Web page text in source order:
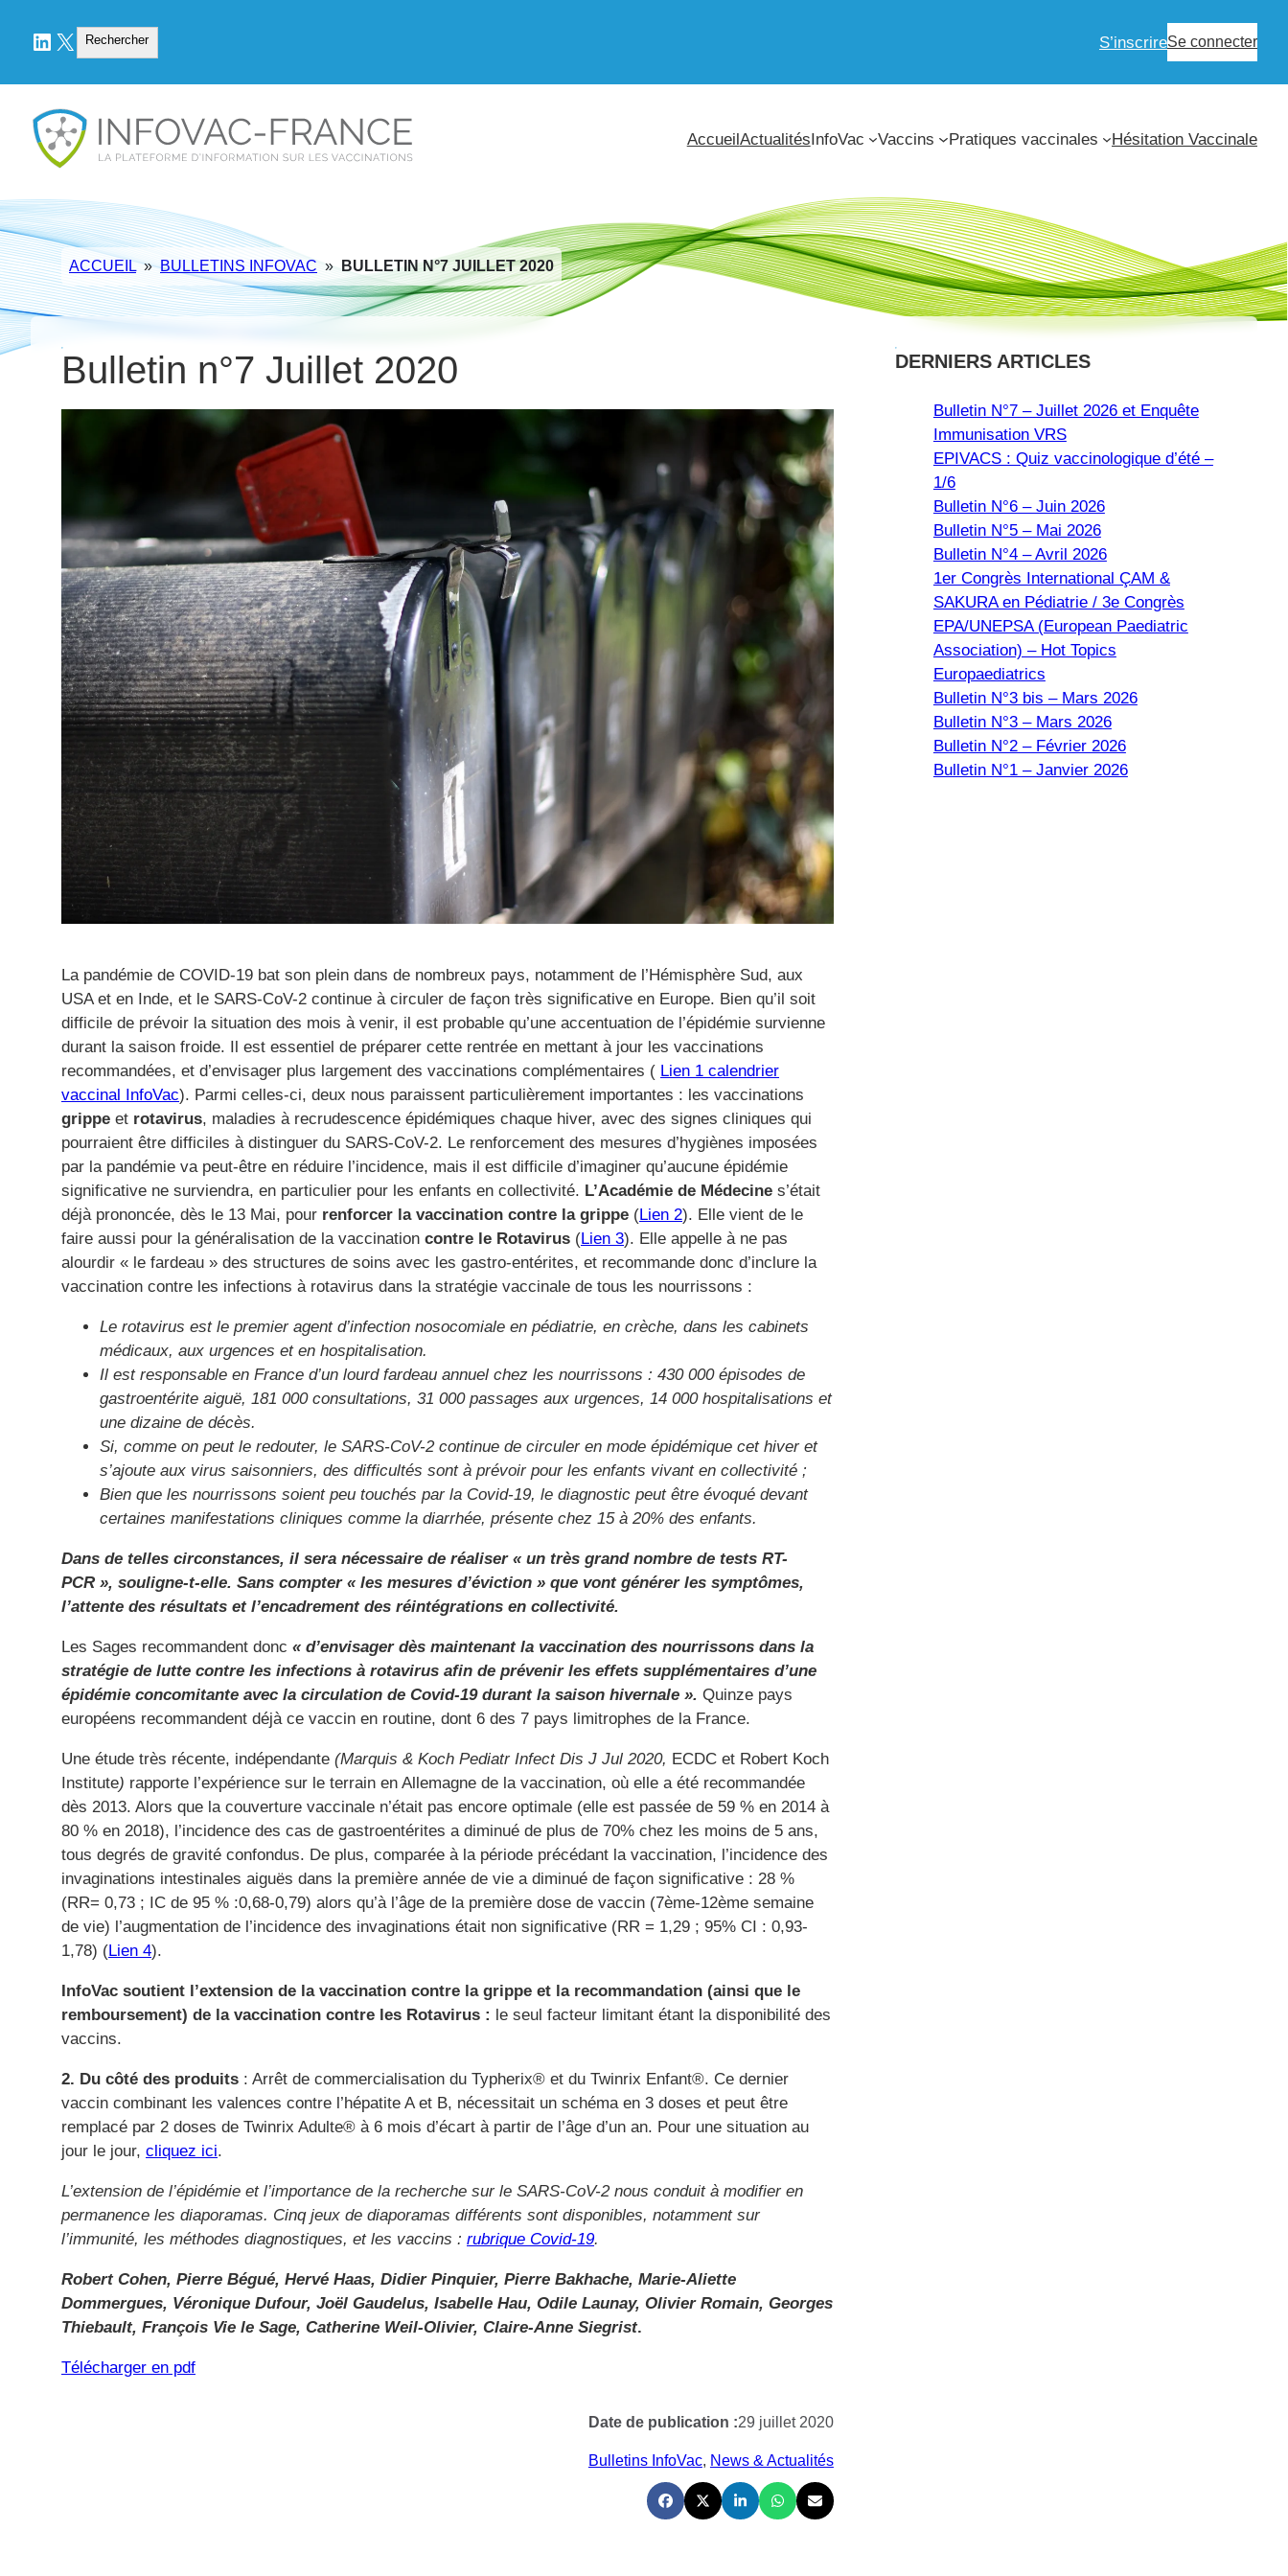
LinkedIn
X Rechercher
Rechercher S’inscrireSe connecter
AccueilActualitésInfoVac Vaccins Pratiques vaccinales Hésitation Vaccinale
ACCUEIL » BULLETINS INFOVAC » BULLETIN N°7 JUILLET 2020
Bulletin n°7 Juillet 2020
La pandémie de COVID-19 bat son plein dans de nombreux pays, notamment de l’Hémisphère Sud, aux
USA et en Inde, et le SARS-CoV-2 continue à circuler de façon très significative en Europe. Bien qu’il soit
difficile de prévoir la situation des mois à venir, il est probable qu’une accentuation de l’épidémie survienne
durant la saison froide. Il est essentiel de préparer cette rentrée en mettant à jour les vaccinations
recommandées, et d’envisager plus largement des vaccinations complémentaires ( Lien 1 calendrier
vaccinal InfoVac). Parmi celles-ci, deux nous paraissent particulièrement importantes : les vaccinations
grippe et rotavirus, maladies à recrudescence épidémiques chaque hiver, avec des signes cliniques qui
pourraient être difficiles à distinguer du SARS-CoV-2. Le renforcement des mesures d’hygiènes imposées
par la pandémie va peut-être en réduire l’incidence, mais il est difficile d’imaginer qu’aucune épidémie
significative ne surviendra, en particulier pour les enfants en collectivité. L’Académie de Médecine s’était
déjà prononcée, dès le 13 Mai, pour renforcer la vaccination contre la grippe (Lien 2). Elle vient de le
faire aussi pour la généralisation de la vaccination contre le Rotavirus (Lien 3). Elle appelle à ne pas
alourdir « le fardeau » des structures de soins avec les gastro-entérites, et recommande donc d’inclure la
vaccination contre les infections à rotavirus dans la stratégie vaccinale de tous les nourrissons :
Le rotavirus est le premier agent d’infection nosocomiale en pédiatrie, en crèche, dans les cabinets
médicaux, aux urgences et en hospitalisation.
Il est responsable en France d’un lourd fardeau annuel chez les nourrissons : 430 000 épisodes de
gastroentérite aiguë, 181 000 consultations, 31 000 passages aux urgences, 14 000 hospitalisations et
une dizaine de décès.
Si, comme on peut le redouter, le SARS-CoV-2 continue de circuler en mode épidémique cet hiver et
s’ajoute aux virus saisonniers, des difficultés sont à prévoir pour les enfants vivant en collectivité ;
Bien que les nourrissons soient peu touchés par la Covid-19, le diagnostic peut être évoqué devant
certaines manifestations cliniques comme la diarrhée, présente chez 15 à 20% des enfants.
Dans de telles circonstances, il sera nécessaire de réaliser « un très grand nombre de tests RT-
PCR », souligne-t-elle. Sans compter « les mesures d’éviction » que vont générer les symptômes,
l’attente des résultats et l’encadrement des réintégrations en collectivité.
Les Sages recommandent donc « d’envisager dès maintenant la vaccination des nourrissons dans la
stratégie de lutte contre les infections à rotavirus afin de prévenir les effets supplémentaires d’une
épidémie concomitante avec la circulation de Covid-19 durant la saison hivernale ». Quinze pays
européens recommandent déjà ce vaccin en routine, dont 6 des 7 pays limitrophes de la France.
Une étude très récente, indépendante (Marquis & Koch Pediatr Infect Dis J Jul 2020, ECDC et Robert Koch
Institute) rapporte l’expérience sur le terrain en Allemagne de la vaccination, où elle a été recommandée
dès 2013. Alors que la couverture vaccinale n’était pas encore optimale (elle est passée de 59 % en 2014 à
80 % en 2018), l’incidence des cas de gastroentérites a diminué de plus de 70% chez les moins de 5 ans,
tous degrés de gravité confondus. De plus, comparée à la période précédant la vaccination, l’incidence des
invaginations intestinales aiguës dans la première année de vie a diminué de façon significative : 28 %
(RR= 0,73 ; IC de 95 % :0,68-0,79) alors qu’à l’âge de la première dose de vaccin (7ème-12ème semaine
de vie) l’augmentation de l’incidence des invaginations était non significative (RR = 1,29 ; 95% CI : 0,93-
1,78) (Lien 4).
InfoVac soutient l’extension de la vaccination contre la grippe et la recommandation (ainsi que le
remboursement) de la vaccination contre les Rotavirus : le seul facteur limitant étant la disponibilité des
vaccins.
2. Du côté des produits : Arrêt de commercialisation du Typherix® et du Twinrix Enfant®. Ce dernier
vaccin combinant les valences contre l’hépatite A et B, nécessitait un schéma en 3 doses et peut être
remplacé par 2 doses de Twinrix Adulte® à 6 mois d’écart à partir de l’âge d’un an. Pour une situation au
jour le jour, cliquez ici.
L’extension de l’épidémie et l’importance de la recherche sur le SARS-CoV-2 nous conduit à modifier en
permanence les diaporamas. Cinq jeux de diaporamas différents sont disponibles, notamment sur
l’immunité, les méthodes diagnostiques, et les vaccins : rubrique Covid-19.
Robert Cohen, Pierre Bégué, Hervé Haas, Didier Pinquier, Pierre Bakhache, Marie-Aliette
Dommergues, Véronique Dufour, Joël Gaudelus, Isabelle Hau, Odile Launay, Olivier Romain, Georges
Thiebault, François Vie le Sage, Catherine Weil-Olivier, Claire-Anne Siegrist.
Télécharger en pdf
Date de publication :29 juillet 2020
Bulletins InfoVac, News & Actualités
DERNIERS ARTICLES
Bulletin N°7 – Juillet 2026 et Enquête
Immunisation VRS
EPIVACS : Quiz vaccinologique d’été –
1/6
Bulletin N°6 – Juin 2026
Bulletin N°5 – Mai 2026
Bulletin N°4 – Avril 2026
1er Congrès International ÇAM &
SAKURA en Pédiatrie / 3e Congrès
EPA/UNEPSA (European Paediatric
Association) – Hot Topics
Europaediatrics
Bulletin N°3 bis – Mars 2026
Bulletin N°3 – Mars 2026
Bulletin N°2 – Février 2026
Bulletin N°1 – Janvier 2026